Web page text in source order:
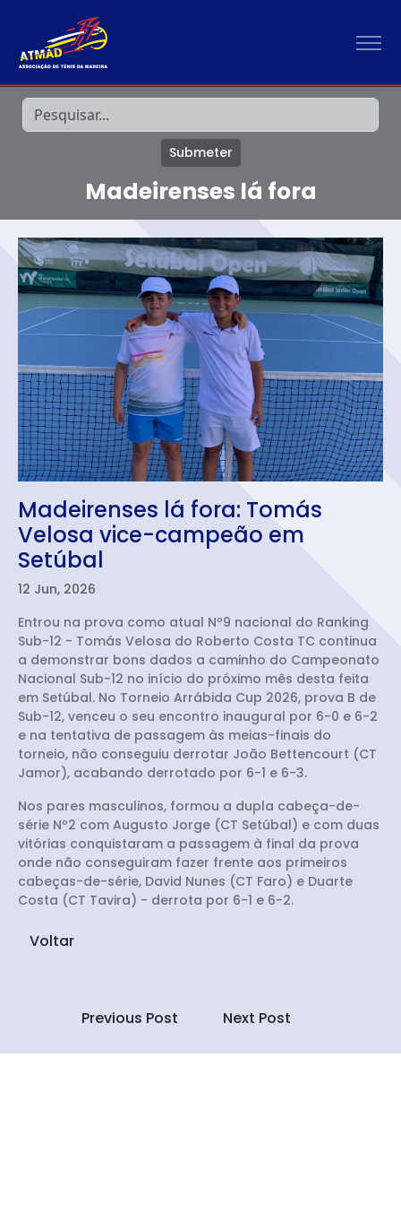
Submeter
Madeirenses lá fora
Madeirenses lá fora: Tomás
Velosa vice-campeão em
Setúbal
12 Jun, 2026
Entrou na prova como atual Nº9 nacional do Ranking
Sub-12 - Tomás Velosa do Roberto Costa TC continua
a demonstrar bons dados a caminho do Campeonato
Nacional Sub-12 no início do próximo mês desta feita
em Setúbal. No Torneio Arrábida Cup 2026, prova B de
Sub-12, venceu o seu encontro inaugural por 6-0 e 6-2
e na tentativa de passagem às meias-finais do
torneio, não conseguiu derrotar João Bettencourt (CT
Jamor), acabando derrotado por 6-1 e 6-3.
Nos pares masculinos, formou a dupla cabeça-de-
série Nº2 com Augusto Jorge (CT Setúbal) e com duas
vitórias conquistaram a passagem à final da prova
onde não conseguiram fazer frente aos primeiros
cabeças-de-série, David Nunes (CT Faro) e Duarte
Costa (CT Tavira) - derrota por 6-1 e 6-2.
Voltar
Previous Post Next Post